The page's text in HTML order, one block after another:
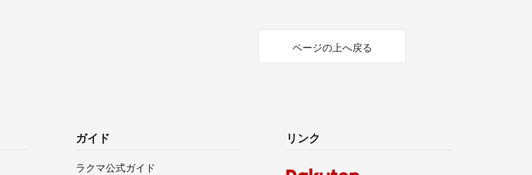
ページの上へ戻る
ガイド
ラクマ公式ガイド
リンク